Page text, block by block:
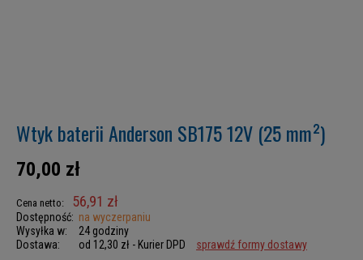
Wtyk baterii Anderson SB175 12V (25 mm²)
70,00 zł
Cena netto: 56,91 zł
Dostępność: na wyczerpaniu
Wysyłka w:
24 godziny
Dostawa:
od 12,30 zł - Kurier DPD sprawdź formy dostawy